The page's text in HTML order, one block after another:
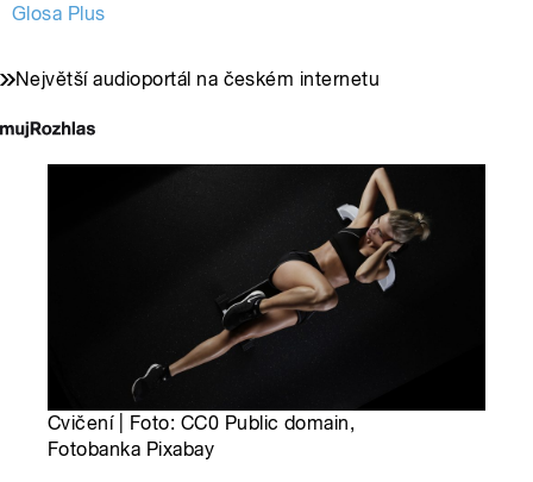
Glosa Plus
Největší audioportál na českém internetu
Cvičení | Foto: CC0 Public domain,
Fotobanka Pixabay